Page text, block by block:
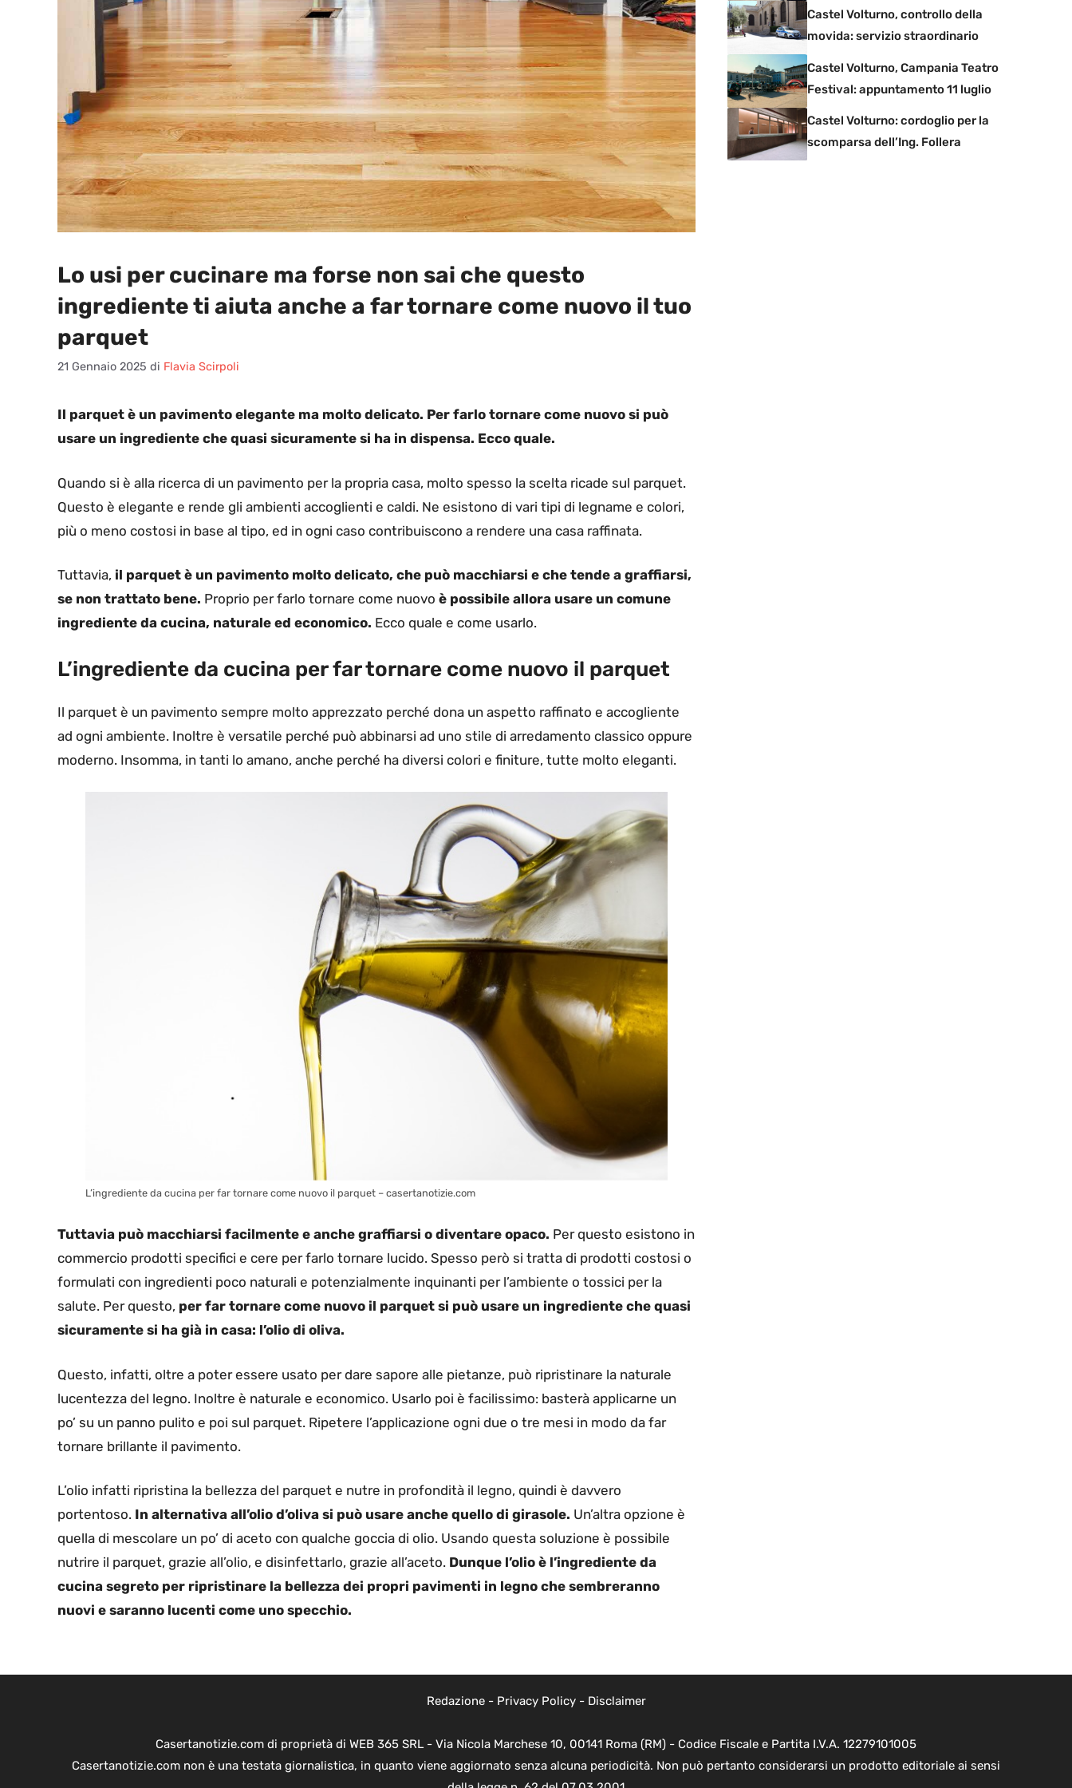
Lo usi per cucinare ma forse non sai che questo
ingrediente ti aiuta anche a far tornare come nuovo il tuo
parquet
21 Gennaio 2025 di Flavia Scirpoli
Il parquet è un pavimento elegante ma molto delicato. Per farlo tornare come nuovo si può
usare un ingrediente che quasi sicuramente si ha in dispensa. Ecco quale.
Quando si è alla ricerca di un pavimento per la propria casa, molto spesso la scelta ricade sul parquet.
Questo è elegante e rende gli ambienti accoglienti e caldi. Ne esistono di vari tipi di legname e colori,
più o meno costosi in base al tipo, ed in ogni caso contribuiscono a rendere una casa raffinata.
Tuttavia, il parquet è un pavimento molto delicato, che può macchiarsi e che tende a graffiarsi,
se non trattato bene. Proprio per farlo tornare come nuovo è possibile allora usare un comune
ingrediente da cucina, naturale ed economico. Ecco quale e come usarlo.
L’ingrediente da cucina per far tornare come nuovo il parquet
Il parquet è un pavimento sempre molto apprezzato perché dona un aspetto raffinato e accogliente
ad ogni ambiente. Inoltre è versatile perché può abbinarsi ad uno stile di arredamento classico oppure
moderno. Insomma, in tanti lo amano, anche perché ha diversi colori e finiture, tutte molto eleganti.
L’ingrediente da cucina per far tornare come nuovo il parquet – casertanotizie.com
Tuttavia può macchiarsi facilmente e anche graffiarsi o diventare opaco. Per questo esistono in
commercio prodotti specifici e cere per farlo tornare lucido. Spesso però si tratta di prodotti costosi o
formulati con ingredienti poco naturali e potenzialmente inquinanti per l’ambiente o tossici per la
salute. Per questo, per far tornare come nuovo il parquet si può usare un ingrediente che quasi
sicuramente si ha già in casa: l’olio di oliva.
Questo, infatti, oltre a poter essere usato per dare sapore alle pietanze, può ripristinare la naturale
lucentezza del legno. Inoltre è naturale e economico. Usarlo poi è facilissimo: basterà applicarne un
po’ su un panno pulito e poi sul parquet. Ripetere l’applicazione ogni due o tre mesi in modo da far
tornare brillante il pavimento.
L’olio infatti ripristina la bellezza del parquet e nutre in profondità il legno, quindi è davvero
portentoso. In alternativa all’olio d’oliva si può usare anche quello di girasole. Un’altra opzione è
quella di mescolare un po’ di aceto con qualche goccia di olio. Usando questa soluzione è possibile
nutrire il parquet, grazie all’olio, e disinfettarlo, grazie all’aceto. Dunque l’olio è l’ingrediente da
cucina segreto per ripristinare la bellezza dei propri pavimenti in legno che sembreranno
nuovi e saranno lucenti come uno specchio.
Castel Volturno, controllo della
movida: servizio straordinario
Castel Volturno, Campania Teatro
Festival: appuntamento 11 luglio
Castel Volturno: cordoglio per la
scomparsa dell’Ing. Follera
Redazione- Privacy Policy- Disclaimer
Casertanotizie.com di proprietà di WEB 365 SRL - Via Nicola Marchese 10, 00141 Roma (RM) - Codice Fiscale e Partita I.V.A. 12279101005
Casertanotizie.com non è una testata giornalistica, in quanto viene aggiornato senza alcuna periodicità. Non può pertanto considerarsi un prodotto editoriale ai sensi